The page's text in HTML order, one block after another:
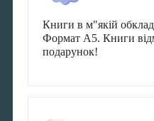
Книги в м"якій
Формат А5. Книги
подарунок!